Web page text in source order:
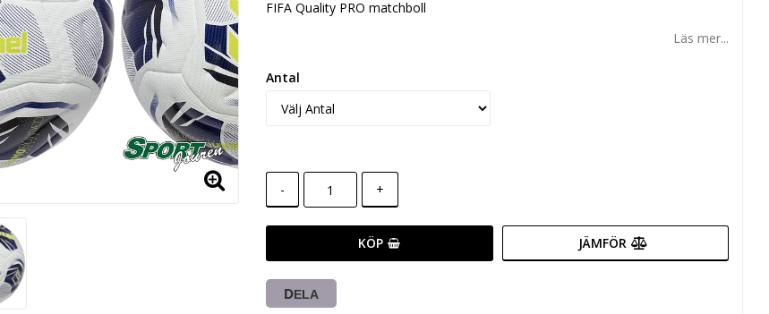
FIFA Quality PRO matchboll
Läs mer...
Antal
- +
KÖP JÄMFÖR
DELA